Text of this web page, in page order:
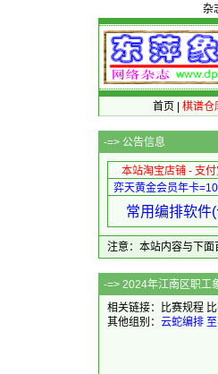
杂
首页 棋谱仓
-=> 公告信息
本站淘宝店铺 - 支付
弈天黄金会员年卡
常用编排软件
注意：本站内容与下
-=> 2024年
相关链接：
比赛规程
其他组别： 云蛇编排